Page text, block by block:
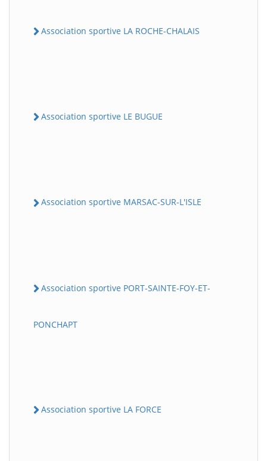
Association sportive LA ROCHE-CHALAIS
Association sportive LE BUGUE
Association sportive MARSAC-SUR-L'ISLE
Association sportive PORT-SAINTE-FOY-ET-
PONCHAPT
Association sportive LA FORCE